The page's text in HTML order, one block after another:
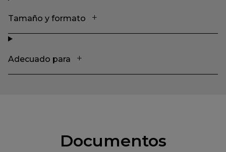
Tamaño y formato
Adecuado para
Documentos